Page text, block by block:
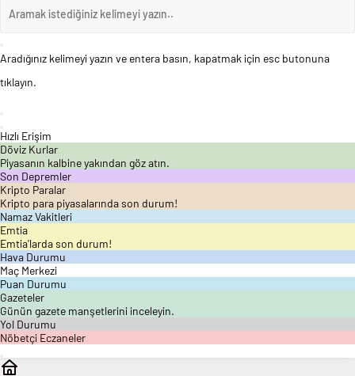
Aradığınız kelimeyi yazın ve entera basın, kapatmak için esc butonuna
tıklayın.
Hızlı Erişim
Döviz Kurlar
Piyasanın kalbine yakından göz atın.
Son Depremler
Kripto Paralar
Kripto para piyasalarında son durum!
Namaz Vakitleri
Emtia
Emtia'larda son durum!
Hava Durumu
Maç Merkezi
Puan Durumu
Gazeteler
Günün gazete manşetlerini inceleyin.
Yol Durumu
Nöbetçi Eczaneler